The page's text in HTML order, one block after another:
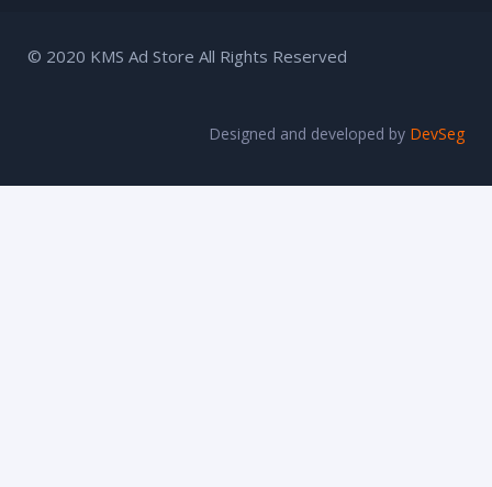
© 2020 KMS Ad Store All Rights Reserved
Designed and developed by DevSeg